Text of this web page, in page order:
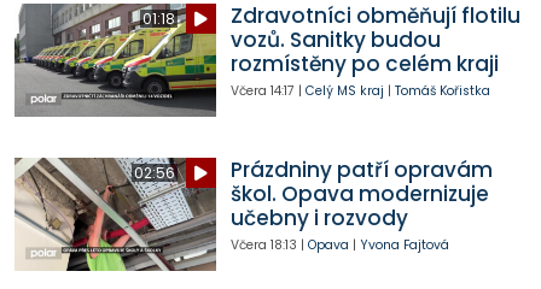
01:18
Zdravotníci obměňují flotilu
vozů. Sanitky budou
rozmístěny po celém kraji
Včera 14:17 | Celý MS kraj | Tomáš Kořistka
02:56
Prázdniny patří opravám
škol. Opava modernizuje
učebny i rozvody
Včera 18:13 | Opava | Yvona Fajtová